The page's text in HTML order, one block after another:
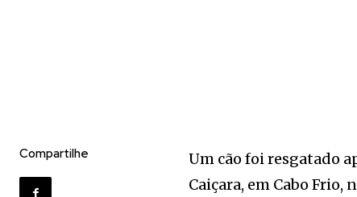
Compartilhe
Um cão foi resgatado
Caiçara, em Cabo